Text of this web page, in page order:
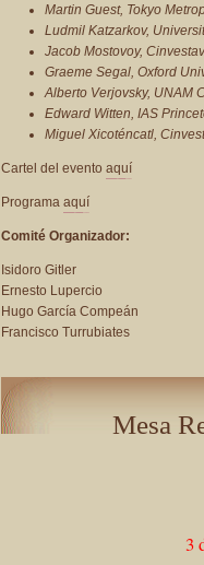
Martin Guest, Tokyo
Ludmil Katzarkov,
Jacob Mostovoy,
Graeme Segal, Oxford
Alberto Verjovsky, UNAM
Edward Witten, IAS
Miguel Xicoténcatl,
Cartel del evento aquí
Programa aquí
Comité Organizador:
Isidoro Gitler
Ernesto Lupercio
Hugo García Compeán
Francisco Turrubiates
Mesa
3